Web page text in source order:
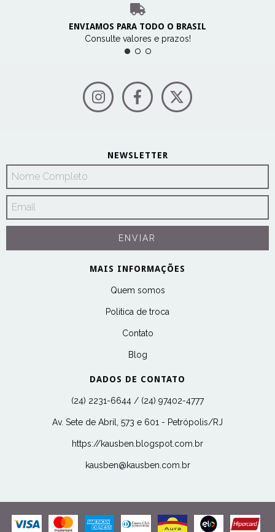
ENVIAMOS PARA TODO O BRASIL
Consulte valores e prazos!
NEWSLETTER
MAIS INFORMAÇÕES
Quem somos
Politica de troca
Contato
Blog
DADOS DE CONTATO
(24) 2231-6644 / (24) 97402-4777
Av. Sete de Abril, 573 e 601 - Petrópolis/RJ
https://kausben.blogspot.com.br
kausben@kausben.com.br